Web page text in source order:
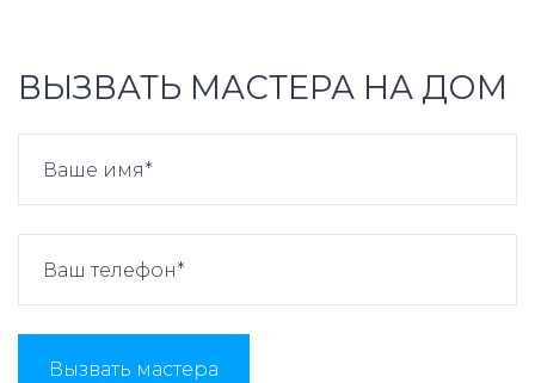
ВЫЗВАТЬ МАСТЕРА НА ДОМ
Вызвать мастера